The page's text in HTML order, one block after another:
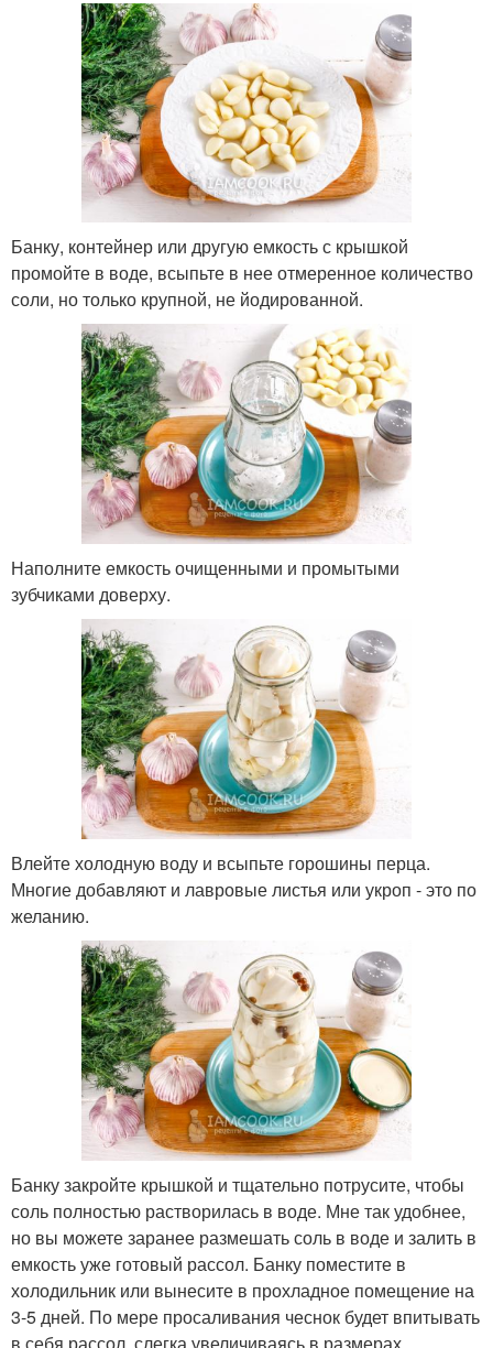
Банку, контейнер или другую емкость с крышкой
промойте в воде, всыпьте в нее отмеренное количество
соли, но только крупной, не йодированной.
Наполните емкость очищенными и промытыми
зубчиками доверху.
Влейте холодную воду и всыпьте горошины перца.
Многие добавляют и лавровые листья или укроп - это по
желанию.
Банку закройте крышкой и тщательно потрусите, чтобы
соль полностью растворилась в воде. Мне так удобнее,
но вы можете заранее размешать соль в воде и залить в
емкость уже готовый рассол. Банку поместите в
холодильник или вынесите в прохладное помещение на
3-5 дней. По мере просаливания чеснок будет впитывать
в себя рассол, слегка увеличиваясь в размерах.